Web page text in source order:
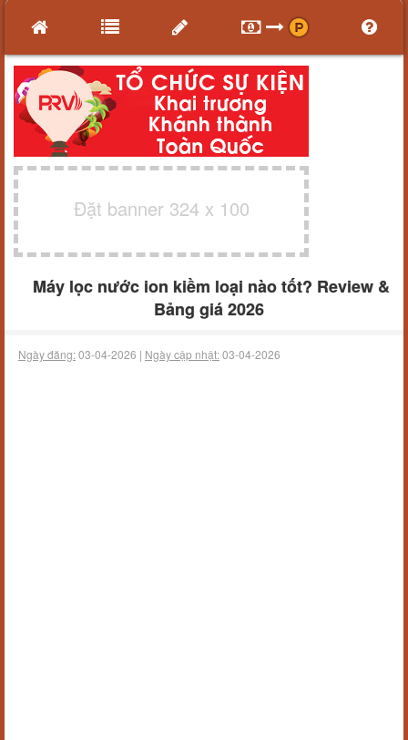
Đặt banner 324 x 100
Máy lọc nước ion kiềm loại nào tốt? Review &
Bảng giá 2026
Ngày đăng:03-04-2026 | Ngày cập nhật:03-04-2026